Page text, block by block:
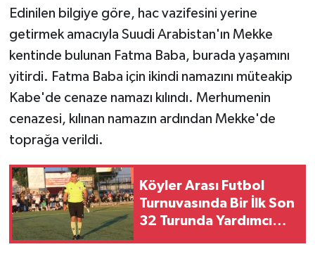
Edinilen bilgiye göre, hac vazifesini yerine
getirmek amacıyla Suudi Arabistan'ın Mekke
kentinde bulunan Fatma Baba, burada yaşamını
yitirdi. Fatma Baba için ikindi namazını müteakip
Kabe'de cenaze namazı kılındı. Merhumenin
cenazesi, kılınan namazın ardından Mekke'de
toprağa verildi.
Köyler Arası Futbol
Turnuvasında Bir İlk Son
32 Turunda Yardımcı